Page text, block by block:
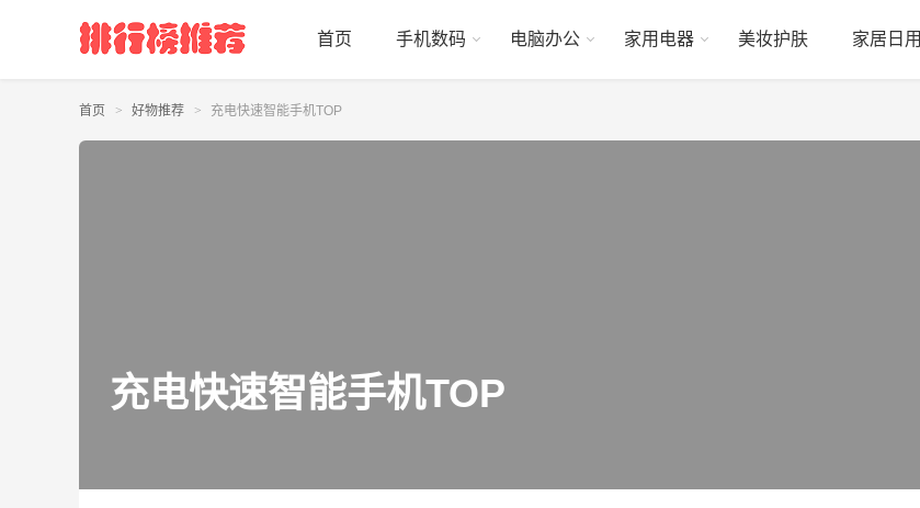
首页 手机数码 电脑办公 家用电器 美妆护肤 家居日用
首页 好物推荐 充电快速智能手机TOP
充电快速智能手机TOP